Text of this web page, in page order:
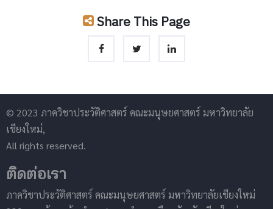
Share This Page
© 2023 ภาควิชาประวัติศาสตร์ คณะมนุษยศาสตร์ มหาวิทยาลัย
เชียงใหม่,
All rights reserved.
ติดต่อเรา
ภาควิชาประวัติศาสตร์ คณะมนุษยศาสตร์ มหาวิทยาลัยเชียงใหม่